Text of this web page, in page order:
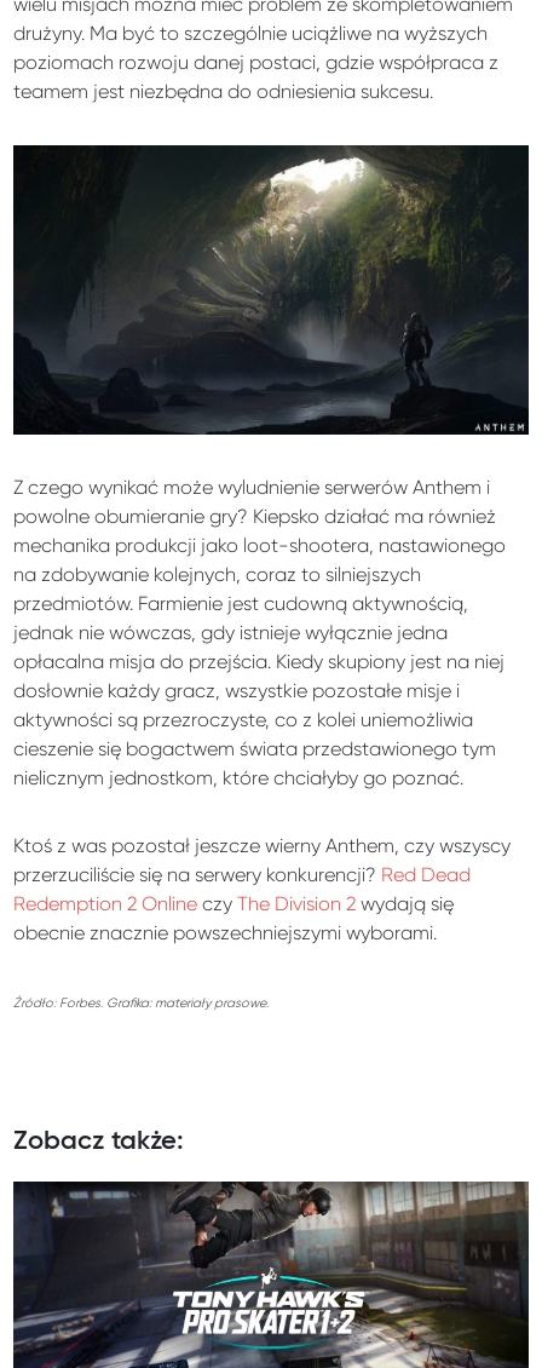
drużyny. Ma być to szczególnie uciążliwe na wyższych
poziomach rozwoju danej postaci, gdzie współpraca z
teamem jest niezbędna do odniesienia sukcesu.
Z czego wynikać może wyludnienie serwerów Anthem i
powolne obumieranie gry? Kiepsko działać ma również
mechanika produkcji jako loot-shootera, nastawionego
na zdobywanie kolejnych, coraz to silniejszych
przedmiotów. Farmienie jest cudowną aktywnością,
jednak nie wówczas, gdy istnieje wyłącznie jedna
opłacalna misja do przejścia. Kiedy skupiony jest na niej
dosłownie każdy gracz, wszystkie pozostałe misje i
aktywności są przezroczyste, co z kolei uniemożliwia
cieszenie się bogactwem świata przedstawionego tym
nielicznym jednostkom, które chciałyby go poznać.
Ktoś z was pozostał jeszcze wierny Anthem, czy wszyscy
przerzuciliście się na serwery konkurencji? Red Dead
Redemption 2 Online czyThe Division 2 wydają się
obecnie znacznie powszechniejszymi wyborami.
Źródło: Forbes. Grafika: materiały prasowe.
Zobacz także: